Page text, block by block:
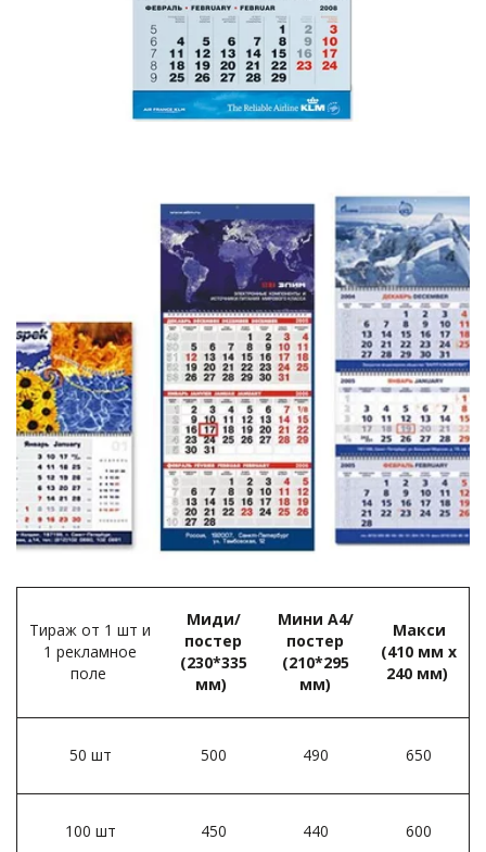
Тираж от 1 шт и
1 рекламное
поле ­
Миди/
постер
(230*335
мм) ­
Мини А4/
постер
(210*295
мм)­
Макси
(410 мм х
240 мм)
50 шт­ 500 490 650
100 шт­ 450 440 600